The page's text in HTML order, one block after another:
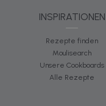
INSPIRATIONEN
Rezepte finden
Moulisearch
Unsere Cookboards
Alle Rezepte